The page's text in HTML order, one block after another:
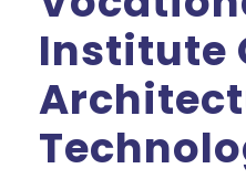
Institute